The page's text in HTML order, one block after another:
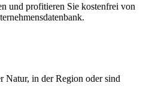
und profitieren Sie kostenfrei von
Natur, in der Region oder sind